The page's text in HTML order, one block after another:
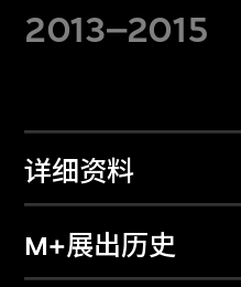
2013–2015
详细资料
M+展出历史